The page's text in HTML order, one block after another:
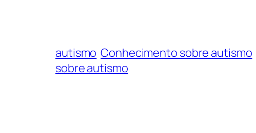
autismo Conhecimento sobre autismo
sobre autismo